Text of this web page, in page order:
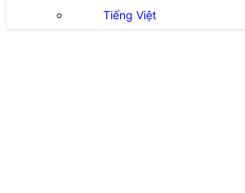
Tiếng Việt